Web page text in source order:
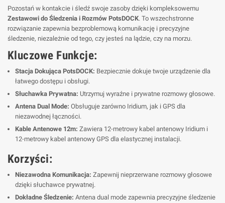
Pozostań w kontakcie i śledź swoje zasoby dzięki kompleksowemu
Zestawowi do Śledzenia i Rozmów PotsDOCK. To wszechstronne
rozwiązanie zapewnia bezproblemową komunikację i precyzyjne
śledzenie, niezależnie od tego, czy jesteś na lądzie, czy na morzu.
Kluczowe Funkcje:
Stacja Dokująca PotsDOCK: Bezpiecznie dokuje twoje urządzenie dla
łatwego dostępu i obsługi.
Słuchawka Prywatna: Utrzymuj wyraźne i prywatne rozmowy głosowe.
Antena Dual Mode: Obsługuje zarówno Iridium, jak i GPS dla
niezawodnej łączności.
Kable Antenowe 12m: Zawiera 12-metrowy kabel antenowy Iridium i
12-metrowy kabel antenowy GPS dla elastycznej instalacji.
Korzyści:
Niezawodna Komunikacja: Zapewnij nieprzerwane rozmowy głosowe
dzięki słuchawce prywatnej.
Dokładne Śledzenie: Antena dual mode zapewnia precyzyjne śledzenie